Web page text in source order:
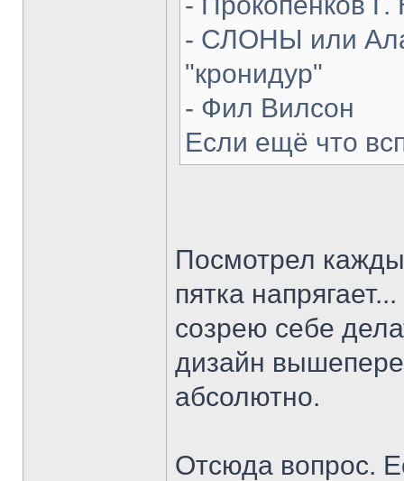
- СЛОНЫ или
"кронидур"
- Фил Вилсон
Если ещё что
Посмотрел
пятка
созрею себе
дизайн
абсолютно.
Отсюда вопрос.